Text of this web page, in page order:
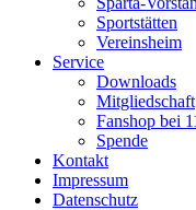
Sportstätten
Vereinsheim
Service
Downloads
Mitgliedschaft
Fanshop bei
Spende
Kontakt
Impressum
Datenschutz